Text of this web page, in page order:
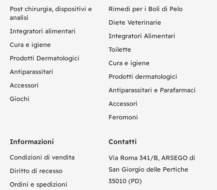
Post chirurgia, dispositivi e
analisi
Integratori alimentari
Cura e igiene
Prodotti Dermatologici
Antiparassitari
Accessori
Giochi
Rimedi per i Boli di Pelo
Diete Veterinarie
Integratori Alimentari
Toilette
Cura e igiene
Prodotti dermatologici
Antiparassitari e Parafarmaci
Accessori
Feromoni
Informazioni
Condizioni di vendita
Diritto di recesso
Ordini e spedizioni
Contatti
Via Roma 341/B, ARSEGO di
San Giorgio delle Pertiche
35010 (PD)